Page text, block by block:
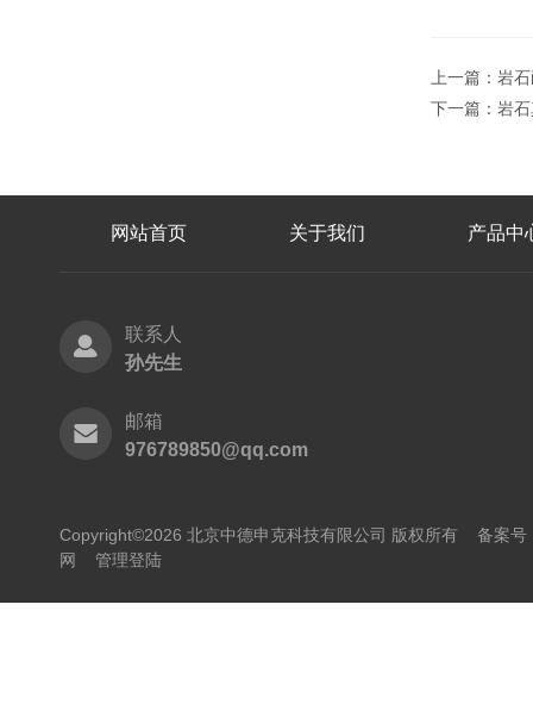
上一篇： 岩
下一篇： 岩
网站首页 关于我们 产品中
联系人
孙先生
邮箱
976789850@qq.com
Copyright©2026 北京中德申克科技有限公司 版权所有 备案号
网
管理登陆